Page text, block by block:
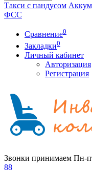
Такси с пандусом
ФСС
Сравнение0
Закладки0
Личный кабинет
Авторизация
Регистрация
Звонки принимаем Пн-
88